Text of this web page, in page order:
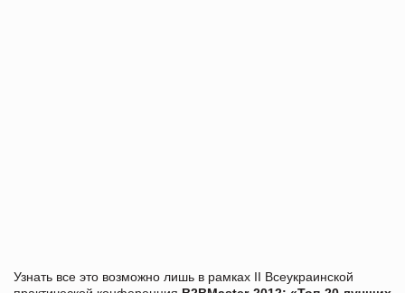
Узнать все это возможно лишь в рамках II Всеукраинской